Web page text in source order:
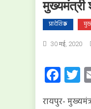
मुख्यमंत्री
प्रादेशिक
30 मई, 2020
रायपुर-